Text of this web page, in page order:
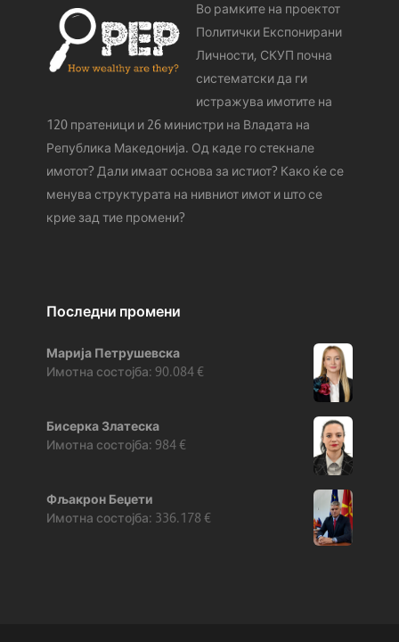
Во рамките на проектот
Политички Експонирани
Личности, СКУП почна
систематски да ги
истражува имотите на
120 пратеници и 26 министри на Владата на
Република Македонија. Од каде го стeкнале
имотот? Дали имаат основа за истиот? Како ќе се
менува структурата на нивниот имот и што се
крие зад тие промени?
Последни промени
Марија Петрушевска
90.084€
Бисерка Златеска
984€
Фљакрон Беџети
336.178 €